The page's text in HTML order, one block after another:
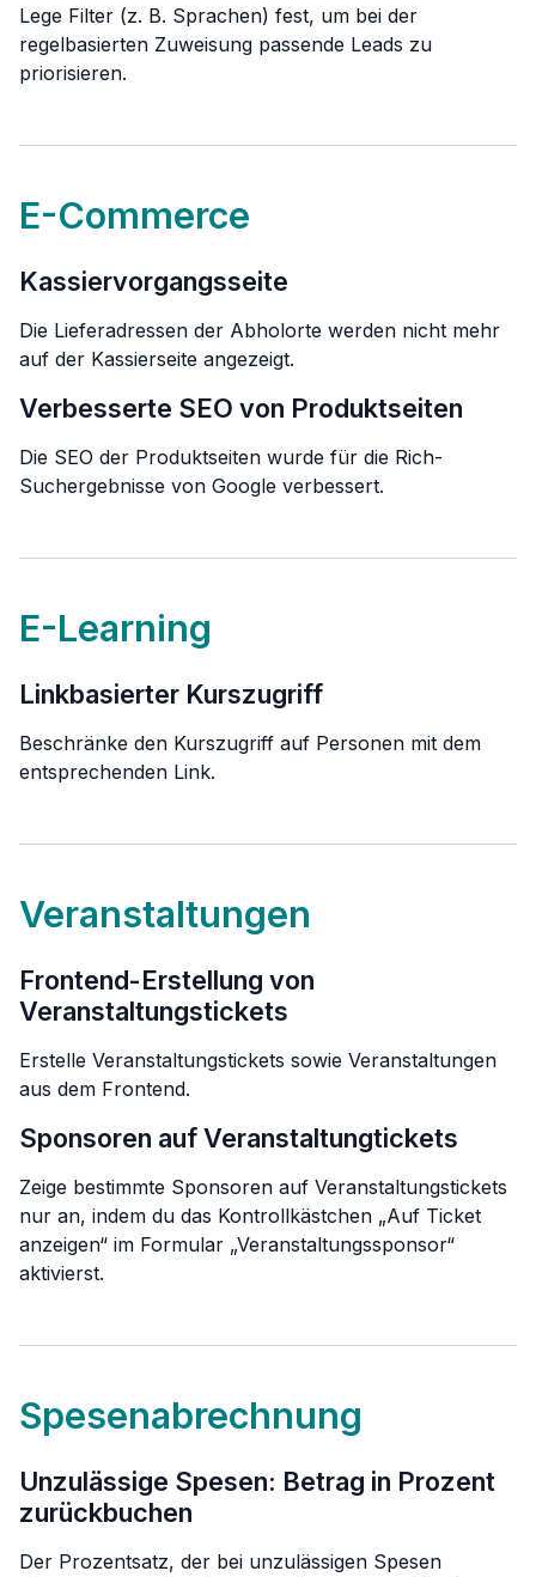
Lege Filter (z. B. Sprachen) fest, um bei der
regelbasierten Zuweisung passende Leads zu
priorisieren.
E-Commerce
Kassiervorgangsseite
Die Lieferadressen der Abholorte werden nicht mehr
auf der Kassierseite angezeigt.
Verbesserte SEO von Produktseiten
Die SEO der Produktseiten wurde für die Rich-
Suchergebnisse von Google verbessert.
E-Learning
Linkbasierter Kurszugriff
Beschränke den Kurszugriff auf Personen mit dem
entsprechenden Link.
Veranstaltungen
Frontend-Erstellung von
Veranstaltungstickets
Erstelle Veranstaltungstickets sowie Veranstaltungen
aus dem Frontend.
Sponsoren auf Veranstaltungtickets
Zeige bestimmte Sponsoren auf Veranstaltungstickets
nur an, indem du das Kontrollkästchen „Auf Ticket
anzeigen“ im Formular „Veranstaltungssponsor“
aktivierst.
Spesenabrechnung
Unzulässige Spesen: Betrag in Prozent
zurückbuchen
Der Prozentsatz, der bei unzulässigen Spesen